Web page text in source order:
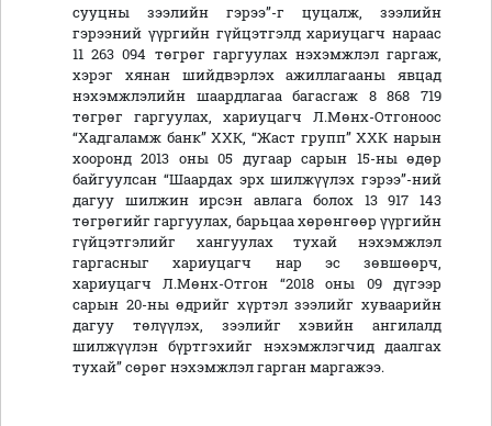
сууцны зээлийн гэрээ”-г цуцалж, зээлийн
гэрээний үүргийн гүйцэтгэлд хариуцагч нараас
11 263 094 төгрөг гаргуулах нэхэмжлэл гаргаж,
хэрэг хянан шийдвэрлэх ажиллагааны явцад
нэхэмжлэлийн шаардлагаа багасгаж 8 868 719
төгрөг гаргуулах, хариуцагч Л.Мөнх-Отгоноос
“Хадгаламж банк” ХХК, “Жаст групп” ХХК нарын
хооронд 2013 оны 05 дугаар сарын 15-ны өдөр
байгуулсан “Шаардах эрх шилжүүлэх гэрээ”-ний
дагуу шилжин ирсэн авлага болох 13 917 143
төгрөгийг гаргуулах, барьцаа хөрөнгөөр үүргийн
гүйцэтгэлийг хангуулах тухай нэхэмжлэл
гаргасныг хариуцагч нар эс зөвшөөрч,
хариуцагч Л.Мөнх-Отгон “2018 оны 09 дүгээр
сарын 20-ны өдрийг хүртэл зээлийг хуваарийн
дагуу төлүүлэх, зээлийг хэвийн ангилалд
шилжүүлэн бүртгэхийг нэхэмжлэгчид даалгах
тухай” сөрөг нэхэмжлэл гарган маргажээ.